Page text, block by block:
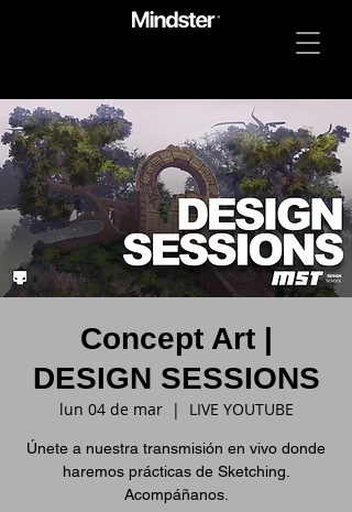
Concept Art |
DESIGN SESSIONS
lun 04 de mar
  |
LIVE YOUTUBE
Únete a nuestra transmisión en vivo donde
haremos prácticas de Sketching.
Acompáñanos.